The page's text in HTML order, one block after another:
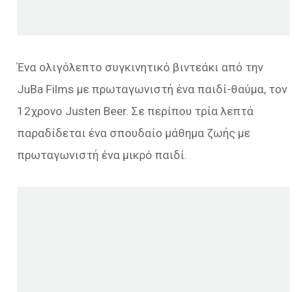
Ένα ολιγόλεπτο συγκινητικό βιντεάκι από την
JuBa Films με πρωταγωνιστή ένα παιδί-θαύμα, τον
12χρονο Justen Beer. Σε περίπου τρία λεπτά
παραδίδεται ένα σπουδαίο μάθημα ζωής με
πρωταγωνιστή ένα μικρό παιδί.